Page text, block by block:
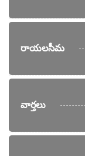
రాయలసీమ
వార్తలు